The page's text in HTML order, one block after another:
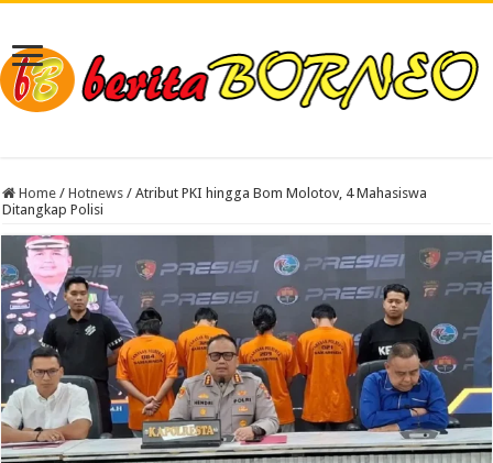
Home / Hotnews / Atribut PKI hingga Bom Molotov, 4 Mahasiswa
Ditangkap Polisi